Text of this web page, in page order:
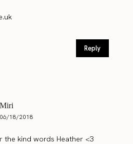
Reply
Miri
06/18/2018
the kind words Heather <3